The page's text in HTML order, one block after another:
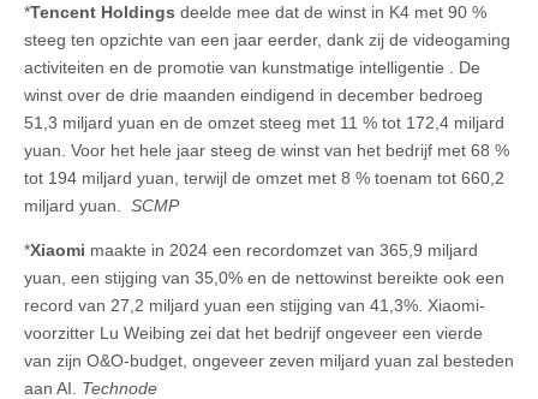
*Tencent Holdings deelde mee dat de winst in K4 met 90 %
steeg ten opzichte van een jaar eerder, dank zij de videogaming
activiteiten en de promotie van kunstmatige intelligentie . De
winst over de drie maanden eindigend in december bedroeg
51,3 miljard yuan en de omzet steeg met 11 % tot 172,4 miljard
yuan. Voor het hele jaar steeg de winst van het bedrijf met 68 %
tot 194 miljard yuan, terwijl de omzet met 8 % toenam tot 660,2
miljard yuan. SCMP
*Xiaomi maakte in 2024 een recordomzet van 365,9 miljard
yuan, een stijging van 35,0% en de nettowinst bereikte ook een
record van 27,2 miljard yuan een stijging van 41,3%. Xiaomi-
voorzitter Lu Weibing zei dat het bedrijf ongeveer een vierde
van zijn O&O-budget, ongeveer zeven miljard yuan zal besteden
aan AI. Technode